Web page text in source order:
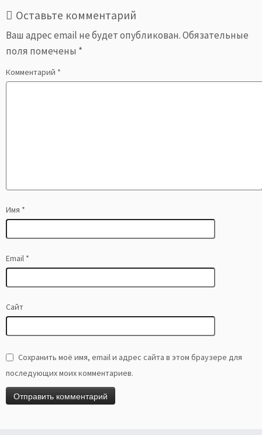
Оставьте комментарий
Ваш адрес email не будет опубликован.Обязательные
поля помечены *
Комментарий *
Имя *
Email *
Сайт
Сохранить моё имя, email и адрес сайта в этом браузере для
последующих моих комментариев.